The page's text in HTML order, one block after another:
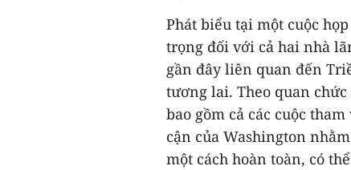
Phát biểu tại một cuộc
trọng đối với cả hai nhà
gần đây liên quan đến
tương lai. Theo quan
bao gồm cả các cuộc
cận của Washington
một cách hoàn toàn, có